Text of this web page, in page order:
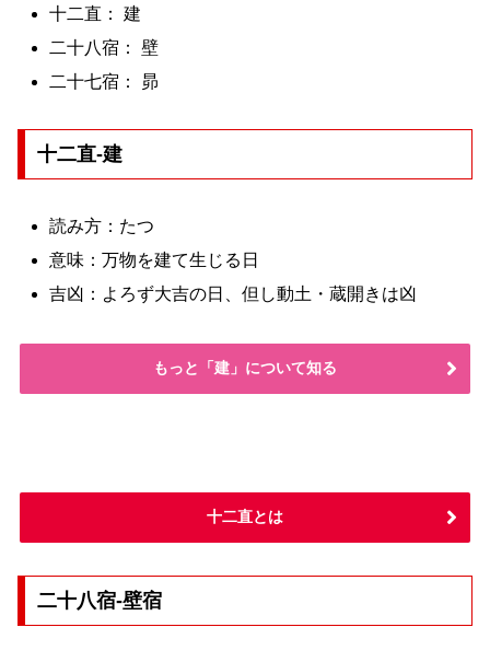
十二直： 建
二十八宿： 壁
二十七宿： 昴
十二直-建
読み方：たつ
意味：万物を建て生じる日
吉凶：よろず大吉の日、但し動土・蔵開きは凶
もっと「建」について知る
十二直とは
二十八宿-壁宿